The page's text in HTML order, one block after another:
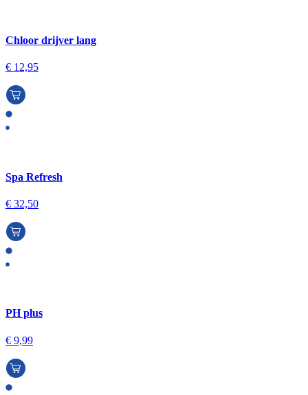
Chloor drijver lang
€ 12,95
Spa Refresh
€ 32,50
PH plus
€ 9,99